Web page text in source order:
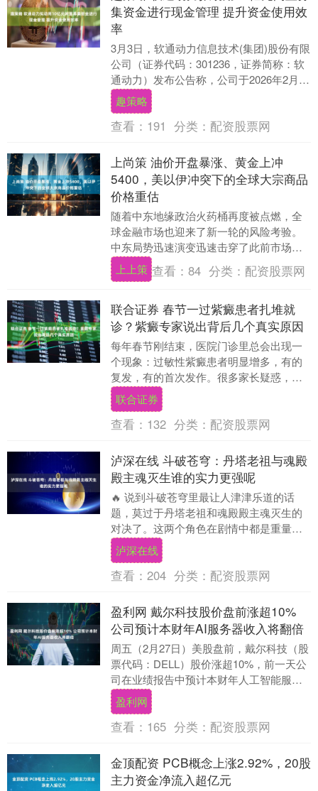
集资金进行现金管理 提升资金使用效
率
3月3日，软通动力信息技术(集团)股份有限
公司（证券代码：301236，证券简称：软
通动力）发布公告称，公司于2026年2月27
日召开第二届董事会第二十六次会议....
趣策略
查看： 191 分类： 配资股票网
上尚策 油价开盘暴涨、黄金上冲
5400，美以伊冲突下的全球大宗商品
价格重估
随着中东地缘政治火药桶再度被点燃，全
球金融市场也迎来了新一轮的风险考验。
中东局势迅速演变迅速击穿了此前市场对
地缘冲突“有限可控”的预期，国际原油价格
应声飙升至....
上上策 查看：84 分类： 配资股票网
联合证券 春节一过紫癜患者扎堆就
诊？紫癜专家说出背后几个真实原因
每年春节刚结束，医院门诊里总会出现一
个现象：过敏性紫癜患者明显增多，有的
复发，有的首次发作。很多家长疑惑，怎
么一过完年就“集中爆发”？其实，这并不是
巧合，而是多....
联合证券
查看： 132 分类： 配资股票网
泸深在线 斗破苍穹：丹塔老祖与魂殿
殿主魂灭生谁的实力更强呢
🔥 说到斗破苍穹里最让人津津乐道的话
题，莫过于丹塔老祖和魂殿殿主魂灭生的
对决了。这两个角色在剧情中都是重量级
存在，但到底谁更厉害？咱们今天就来聊
聊这个话题。 🎯....
泸深在线
查看： 204 分类： 配资股票网
盈利网 戴尔科技股价盘前涨超10%
公司预计本财年AI服务器收入将翻倍
周五（2月27日）美股盘前，戴尔科技（股
票代码：DELL）股价涨超10%，前一天公
司在业绩报告中预计本财年人工智能服务
器销售额将达到500亿美元。 周四（2月
2....
盈利网
查看： 165 分类： 配资股票网
金顶配资 PCB概念上涨2.92%，20股
主力资金净流入超亿元